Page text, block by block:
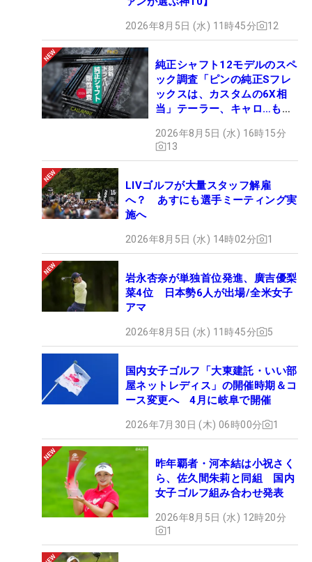
2026年8月5日 (水) 11時45分 12
純正シャフト12モデルのスペ
ック調査「ピンの純正Sフレ
ックスは、カスタムの6X相
当」テーラー、キャロ…もチ
2026年8月5日 (水) 16時15分
13
LIVゴルフが大量スタッフ解雇
へ？ あすにも選手ミーティング実
施へ
2026年8月5日 (水) 14時02分 1
岩永杏奈が単独首位発進、廣吉優梨
菜4位 日本勢6人が出場/全米女子
アマ
2026年8月5日 (水) 11時45分 5
国内女子ゴルフ「大東建託・いい部
屋ネットレディス」の開催時期＆コ
ース変更へ 4月に岐阜で開催
2026年7月30日 (木) 06時00分 1
昨年覇者・河本結は小祝さく
ら、佐久間朱莉と同組 国内
女子ゴルフ組み合わせ発表
2026年8月5日 (水) 12時20分
1